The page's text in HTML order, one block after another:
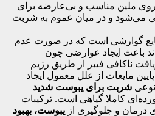
ملین مناسب و بی‌عارضه برای
می‌شود و در میان عموم به شربت
گوارشی است که در صورت عدم
باعث ایجاد عوارضی چون
ناکافی فیبر از طریق رژیم
مایعات از علل معمول ایجاد
شربت برای یبوست شدید
کاملا گیاهی است. ترکیبات
درمان و جلوگیری از یبوست، بهبود